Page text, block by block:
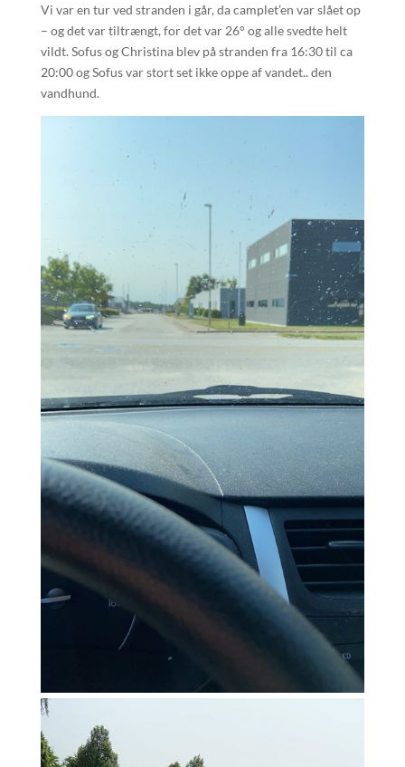
Vi var en tur ved stranden i går, da camplet’en var slået op
– og det var tiltrængt, for det var 26° og alle svedte helt
vildt. Sofus og Christina blev på stranden fra 16:30 til ca
20:00 og Sofus var stort set ikke oppe af vandet.. den
vandhund.